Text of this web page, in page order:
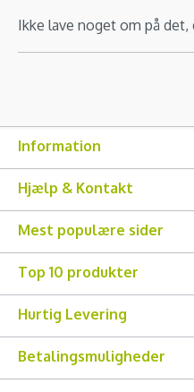
Ikke lave noget om på det,
Information
Hjælp & Kontakt
Mest populære sider
Top 10 produkter
Hurtig Levering
Betalingsmuligheder